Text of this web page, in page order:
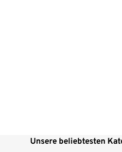
Unsere beliebtesten